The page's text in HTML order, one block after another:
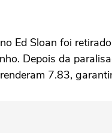
Ed Sloan foi
Depois da
7.83,